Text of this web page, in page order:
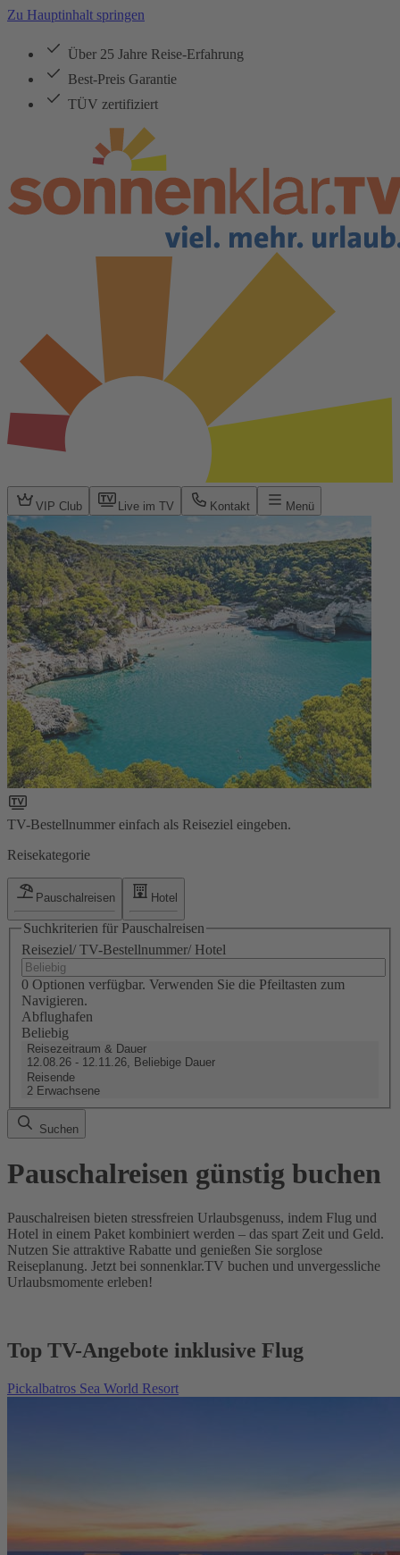
Zu Hauptinhalt springen
Über 25 Jahre Reise-Erfahrung
Best-Preis Garantie
TÜV zertifiziert
VIP Club Live im TV Kontakt Menü
TV-Bestellnummer einfach als Reiseziel eingeben.
Reisekategorie
Pauschalreisen Hotel
Suchkriterien für Pauschalreisen
Reiseziel/ TV-Bestellnummer/ Hotel
0 Optionen verfügbar. Verwenden Sie die Pfeiltasten zum
Navigieren.
Abflughafen
Beliebig
Reisezeitraum & Dauer
12.08.26 - 12.11.26, Beliebige Dauer
Reisende
2 Erwachsene
Suchen
Pauschalreisen günstig buchen
Pauschalreisen bieten stressfreien Urlaubsgenuss, indem Flug und
Hotel in einem Paket kombiniert werden – das spart Zeit und Geld.
Nutzen Sie attraktive Rabatte und genießen Sie sorglose
Reiseplanung. Jetzt bei sonnenklar.TV buchen und unvergessliche
Urlaubsmomente erleben!
Top TV-Angebote inklusive Flug
Pickalbatros Sea World Resort